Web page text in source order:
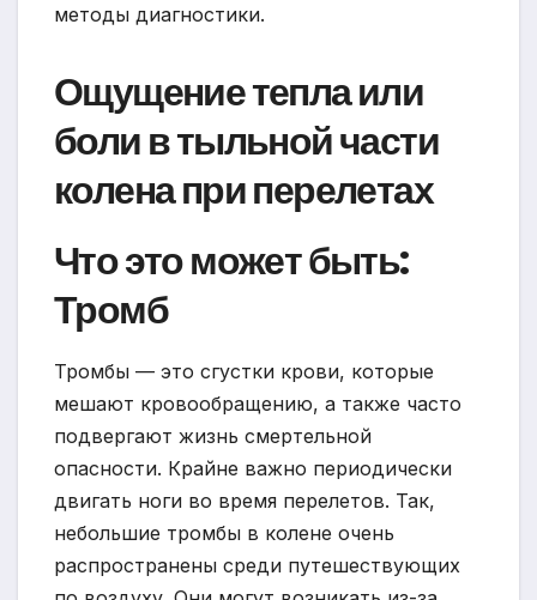
методы диагностики.
Ощущение тепла или
боли в тыльной части
колена при перелетах
Что это может быть:
Тромб
Тромбы — это сгустки крови, которые
мешают кровообращению, а также часто
подвергают жизнь смертельной
опасности. Крайне важно периодически
двигать ноги во время перелетов. Так,
небольшие тромбы в колене очень
распространены среди путешествующих